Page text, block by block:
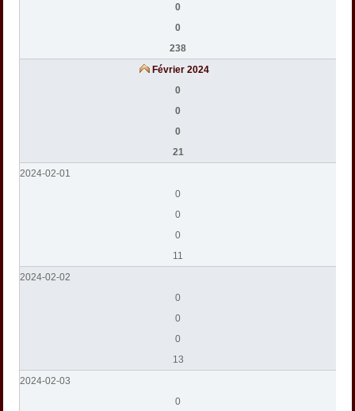
0
0
238
Février 2024
0
0
0
21
2024-02-01
0
0
0
11
2024-02-02
0
0
0
13
2024-02-03
0